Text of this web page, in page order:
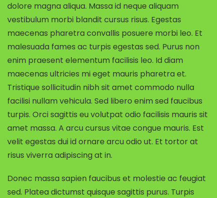
dolore magna aliqua. Massa id neque aliquam
vestibulum morbi blandit cursus risus. Egestas
maecenas pharetra convallis posuere morbi leo. Et
malesuada fames ac turpis egestas sed. Purus non
enim praesent elementum facilisis leo. Id diam
maecenas ultricies mi eget mauris pharetra et.
Tristique sollicitudin nibh sit amet commodo nulla
facilisi nullam vehicula. Sed libero enim sed faucibus
turpis. Orci sagittis eu volutpat odio facilisis mauris sit
amet massa. A arcu cursus vitae congue mauris. Est
velit egestas dui id ornare arcu odio ut. Et tortor at
risus viverra adipiscing at in.
Donec massa sapien faucibus et molestie ac feugiat
sed. Platea dictumst quisque sagittis purus. Turpis